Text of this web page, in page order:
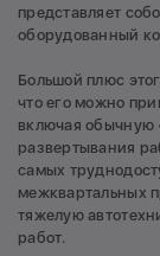
представляет
оборудованный
Большой плюс
что его можно
включая обычную
развертывания
самых
межквартальных
тяжелую
работ.